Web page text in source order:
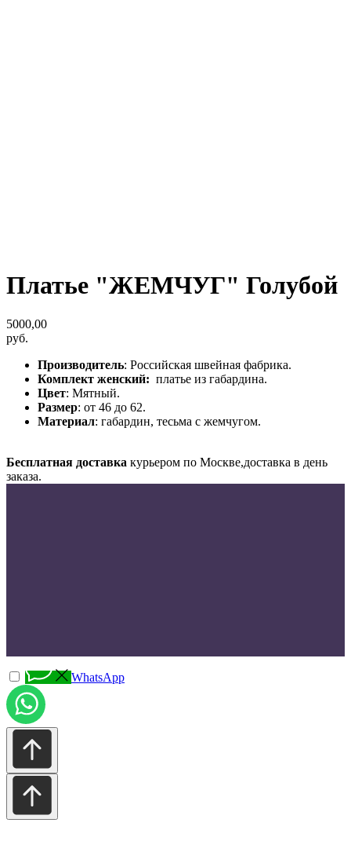
Платье "ЖЕМЧУГ" Голубой
5000,00
руб.
Производитель: Российская швейная фабрика.
Комплект женский: платье из габардина.
Цвет: Мятный.
Размер: от 46 до 62.
Материал: габардин, тесьма с жемчугом.
Бесплатная доставка курьером по Москве,доставка в день
заказа.
WhatsApp